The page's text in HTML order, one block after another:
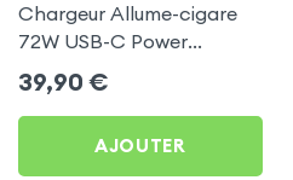
Chargeur Allume-cigare
72W USB-C Power
Delivery + USB, Satechi -
Gris Sidéral pour Apple
MacBook Pro 15,4&quot;
39,90 €
AJOUTER